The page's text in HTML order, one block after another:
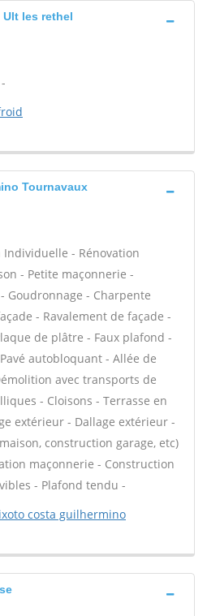
les rethel
Tournavaux
- Rénovation
- Petite maçonnerie -
Goudronnage - Charpente
- Ravalement de façade -
de plâtre - Faux plafond -
autobloquant - Allée de
avec transports de
- Cloisons - Terrasse en
extérieur - Dallage extérieur -
construction garage, etc)
maçonnerie - Construction
- Plafond tendu -
costa guilhermino